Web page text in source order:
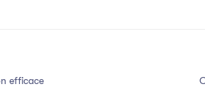
efficace